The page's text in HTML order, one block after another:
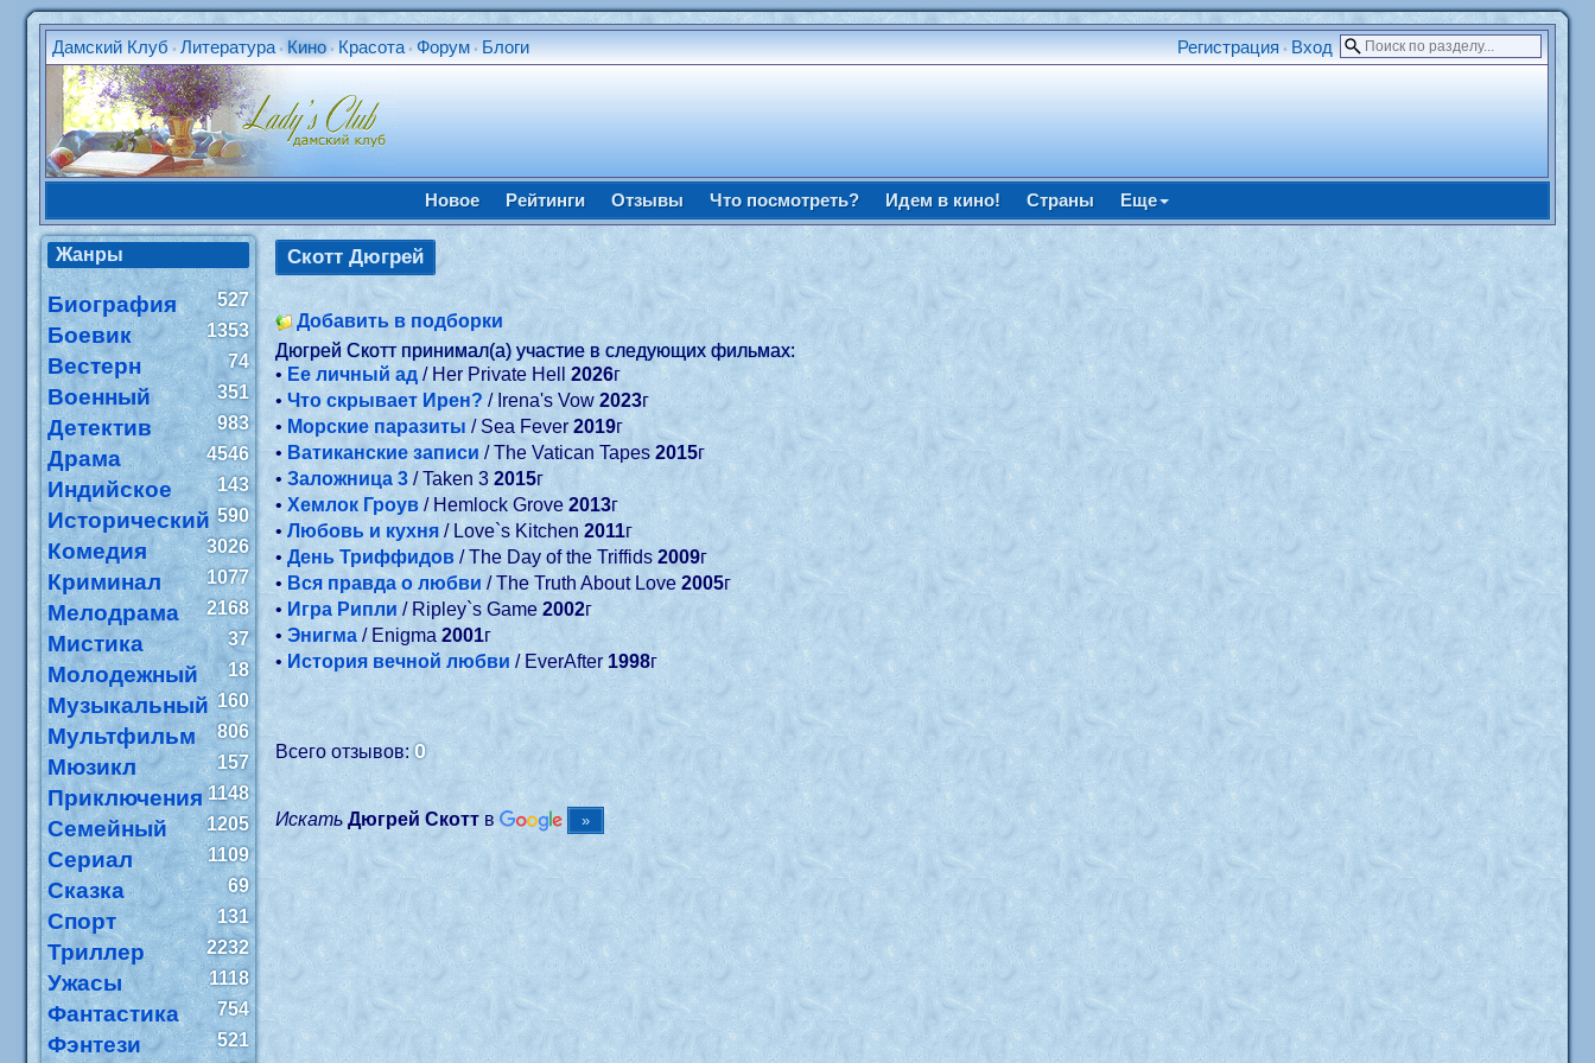
Дамский Клуб •Литература •Кино • Красота •Форум • Блоги Регистрация • Вход
Новое Рейтинги Отзывы Что посмотреть? Идем в кино! Страны Еще
Жанры
Биография 527
Боевик 1353
Вестерн 74
Военный 351
Детектив 983
Драма 4546
Индийское 143
Исторический 590
Комедия 3026
Криминал 1077
Мелодрама 2168
Мистика 37
Молодежный 18
Музыкальный 160
Мультфильм 806
Мюзикл 157
Приключения 1148
Семейный 1205
Сериал 1109
Сказка 69
Спорт 131
Триллер 2232
Ужасы 1118
Фантастика 754
Фэнтези
521
Скотт Дюгрей
Добавить в подборки
Дюгрей Скотт принимал(а) участие в следующих фильмах:
•Ее личный ад / Her Private Hell2026г
•Что скрывает Ирен? / Irena's Vow2023г
• Морские паразиты / Sea Fever2019г
•Ватиканские записи/ The Vatican Tapes2015г
•Заложница 3 / Taken 32015г
•Хемлок Гроув / Hemlock Grove2013г
•Любовь и кухня/ Love`s Kitchen2011г
•День Триффидов / The Day of the Triffids2009г
• Вся правда о любви / The Truth About Love2005г
•Игра Рипли / Ripley`s Game2002г
•Энигма / Enigma2001г
•История вечной любви / EverAfter1998г
Всего отзывов:0
Искать Дюгрей Скотт в